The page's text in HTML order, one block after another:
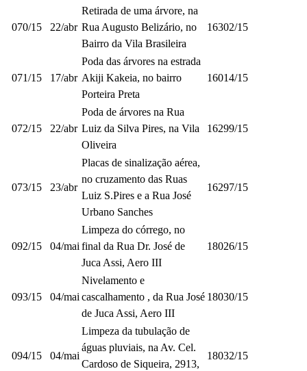
070/15 22/abr
Retirada de uma árvore, na
Rua Augusto Belizário, no
Bairro da Vila Brasileira
16302/15
071/15 17/abr
Poda das árvores na estrada
Akiji Kakeia, no bairro
Porteira Preta
16014/15
072/15 22/abr
Poda de árvores na Rua
Luiz da Silva Pires, na Vila
Oliveira
16299/15
073/15 23/abr
Placas de sinalização aérea,
no cruzamento das Ruas
Luiz S.Pires e a Rua José
Urbano Sanches
16297/15
092/15 04/mai
Limpeza do córrego, no
final da Rua Dr. José de
Juca Assi, Aero III
18026/15
093/15 04/mai
Nivelamento e
cascalhamento , da Rua José
de Juca Assi, Aero III
18030/15
094/15 04/mai
Limpeza da tubulação de
águas pluviais, na Av. Cel.
Cardoso de Siqueira, 2913,
18032/15